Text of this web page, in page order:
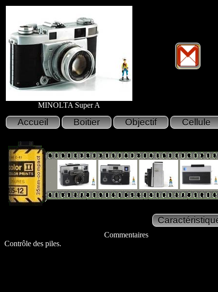
MINOLTA Super A
Commentaires
Contrôle des piles.